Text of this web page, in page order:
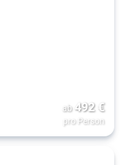
ab 492€
pro Person